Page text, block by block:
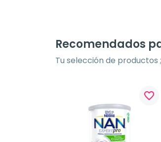
Recomendados
Tu selección de productos
favorite_border